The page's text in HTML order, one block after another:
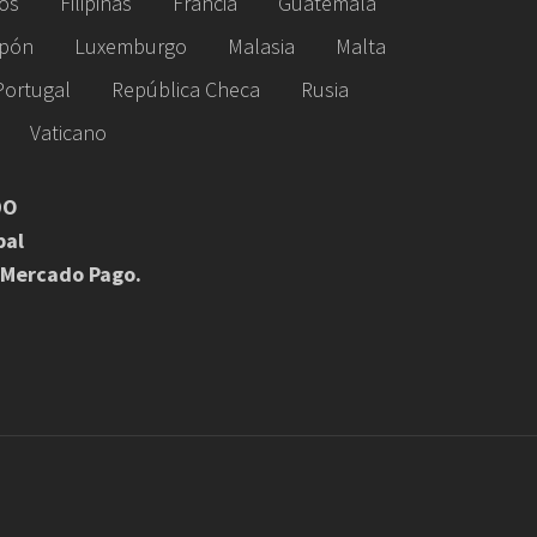
Luxemburgo Malasia
Malta
República Checa
Rusia
Vaticano
Pago.